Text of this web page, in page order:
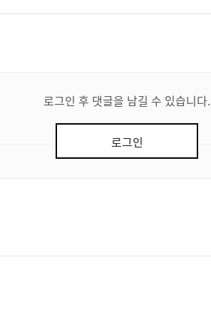
로그인 후 댓글을 남길 수 있습니다.
로그인